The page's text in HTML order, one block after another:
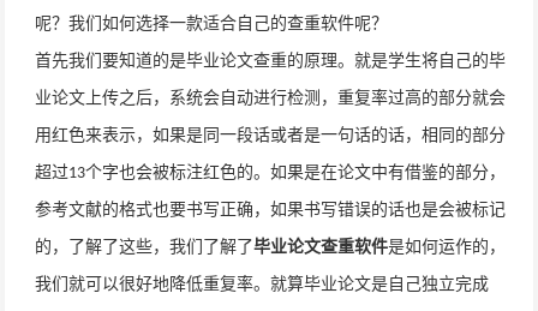
呢？我们如何选择一款适合自己的查重软件呢？
首先我们要知道的是毕业论文查重的原理。就是学生将自己的毕
业论文上传之后，系统会自动进行检测，重复率过高的部分就会
用红色来表示，如果是同一段话或者是一句话的话，相同的部分
超过13个字也会被标注红色的。如果是在论文中有借鉴的部分，
参考文献的格式也要书写正确，如果书写错误的话也是会被标记
的，了解了这些，我们了解了毕业论文查重软件是如何运作的，
我们就可以很好地降低重复率。就算毕业论文是自己独立完成